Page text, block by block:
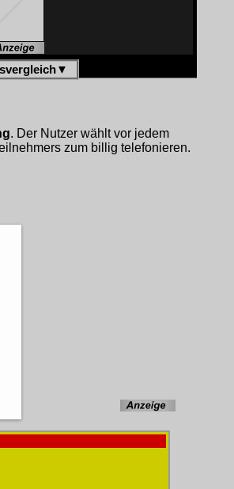
▼
. Der Nutzer wählt vor jedem
zum billig telefonieren.